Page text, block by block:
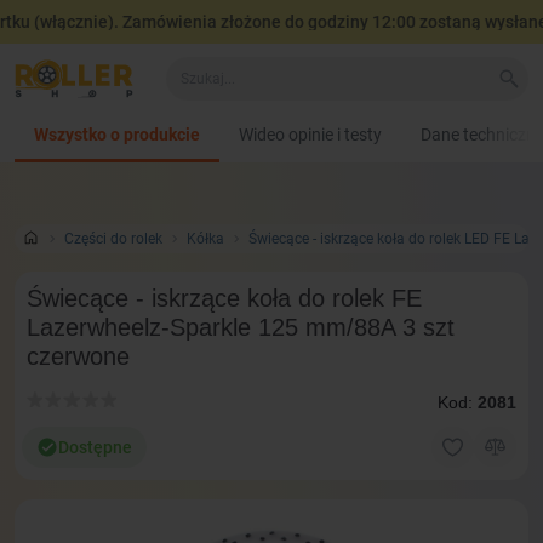
(włącznie). Zamówienia złożone do godziny 12:00 zostaną
Сzęści do rolek Kółka Świecące - iskrzące koła do rolek LED FE
Wszystko o produkcie Wideo opinie i testy Dane techniczne
Świecące - iskrzące koła do rolek FE
Lazerwheelz-Sparkle 125 mm/88A 3 szt
czerwone
Dostępne
Kod: 2081